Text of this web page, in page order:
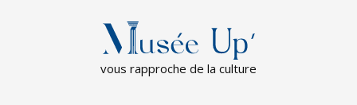
vous rapproche de la culture